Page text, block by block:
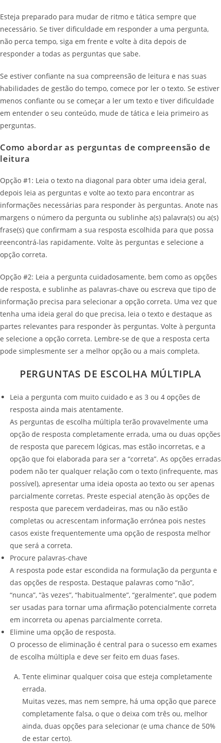
Esteja preparado para mudar de ritmo e tática sempre que
necessário. Se tiver dificuldade em responder a uma pergunta,
não perca tempo, siga em frente e volte à dita depois de
responder a todas as perguntas que sabe.
Se estiver confiante na sua compreensão de leitura e nas suas
habilidades de gestão do tempo, comece por ler o texto. Se estiver
menos confiante ou se começar a ler um texto e tiver dificuldade
em entender o seu conteúdo, mude de tática e leia primeiro as
perguntas.
Como abordar as perguntas de compreensão de
leitura
Opção #1: Leia o texto na diagonal para obter uma ideia geral,
depois leia as perguntas e volte ao texto para encontrar as
informações necessárias para responder às perguntas. Anote nas
margens o número da pergunta ou sublinhe a(s) palavra(s) ou a(s)
frase(s) que confirmam a sua resposta escolhida para que possa
reencontrá-las rapidamente. Volte às perguntas e selecione a
opção correta.
Opção #2: Leia a pergunta cuidadosamente, bem como as opções
de resposta, e sublinhe as palavras-chave ou escreva que tipo de
informação precisa para selecionar a opção correta. Uma vez que
tenha uma ideia geral do que precisa, leia o texto e destaque as
partes relevantes para responder às perguntas. Volte à pergunta
e selecione a opção correta. Lembre-se de que a resposta certa
pode simplesmente ser a melhor opção ou a mais completa.
PERGUNTAS DE ESCOLHA MÚLTIPLA
Leia a pergunta com muito cuidado e as 3 ou 4 opções de
resposta ainda mais atentamente.
As perguntas de escolha múltipla terão provavelmente uma
opção de resposta completamente errada, uma ou duas opções
de resposta que parecem lógicas, mas estão incorretas, e a
opção que foi elaborada para ser a “correta”. As opções erradas
podem não ter qualquer relação com o texto (infrequente, mas
possível), apresentar uma ideia oposta ao texto ou ser apenas
parcialmente corretas. Preste especial atenção às opções de
resposta que parecem verdadeiras, mas ou não estão
completas ou acrescentam informação errónea pois nestes
casos existe frequentemente uma opção de resposta melhor
que será a correta.
Procure palavras-chave
A resposta pode estar escondida na formulação da pergunta e
das opções de resposta. Destaque palavras como “não”,
“nunca”, “às vezes”, “habitualmente”, “geralmente”, que podem
ser usadas para tornar uma afirmação potencialmente correta
em incorreta ou apenas parcialmente correta.
Elimine uma opção de resposta.
O processo de eliminação é central para o sucesso em exames
de escolha múltipla e deve ser feito em duas fases.
Tente eliminar qualquer coisa que esteja completamente
errada.
Muitas vezes, mas nem sempre, há uma opção que parece
completamente falsa, o que o deixa com três ou, melhor
ainda, duas opções para selecionar (e uma chance de 50%
de estar certo).